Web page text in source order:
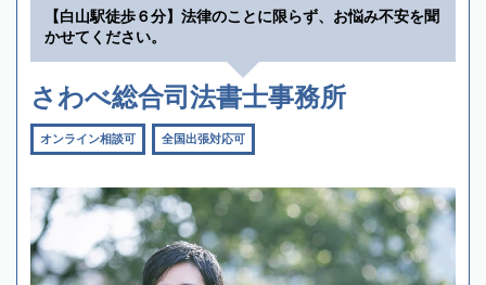
【白山駅徒歩６分】法律のことに限らず、お悩み不安を聞
かせてください。
さわべ総合司法書士事務所
オンライン相談可 全国出張対応可